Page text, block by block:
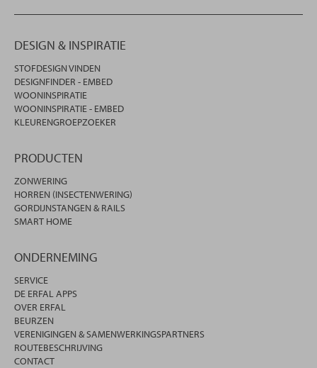
DESIGN & INSPIRATIE
STOFDESIGN VINDEN
DESIGNFINDER - EMBED
WOONINSPIRATIE
WOONINSPIRATIE - EMBED
KLEURENGROEPZOEKER
PRODUCTEN
ZONWERING
HORREN (INSECTENWERING)
GORDIJNSTANGEN & RAILS
SMART HOME
ONDERNEMING
SERVICE
DE ERFAL APPS
OVER ERFAL
BEURZEN
VERENIGINGEN & SAMENWERKINGSPARTNERS
ROUTEBESCHRIJVING
CONTACT